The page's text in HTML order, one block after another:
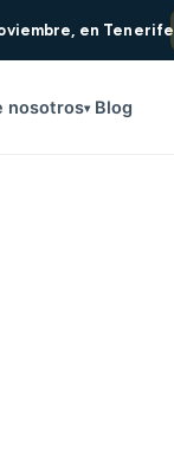
en Tenerife
nosotros▾ Blog